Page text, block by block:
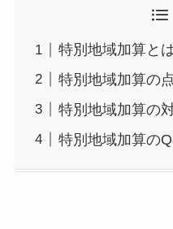
特別地域加算と
特別地域加算の
特別地域加算の
特別地域加算の